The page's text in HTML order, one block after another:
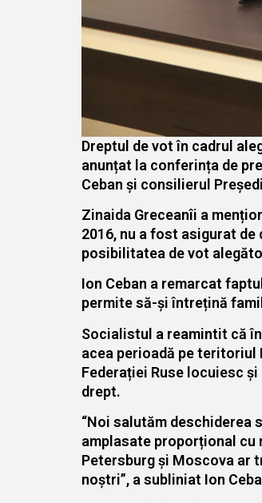
Dreptul de vot în cadrul
anunțat la conferința de
Ceban și consilierul
Zinaida Greceanîi a
2016, nu a fost asigurat
posibilitatea de vot
Ion Ceban a remarcat
permite să-și întrețină
Socialistul a reamintit că
acea perioadă pe
Federației Ruse locuiesc
drept.
“Noi salutăm
amplasate proporțional cu
Petersburg și Moscova ar
noștri”, a subliniat Ion